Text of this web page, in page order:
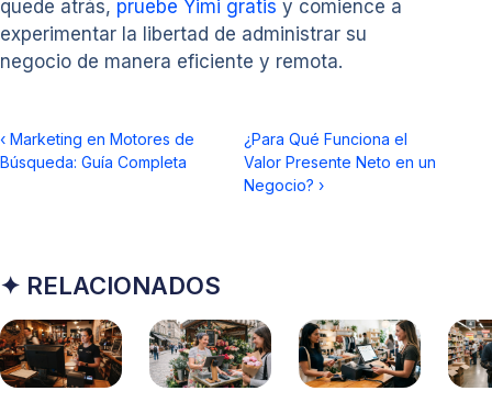
quede atrás, pruebe Yimi gratis y comience a
experimentar la libertad de administrar su
negocio de manera eficiente y remota.
‹ Marketing en Motores de
Búsqueda: Guía Completa
¿Para Qué Funciona el
Valor Presente Neto en un
Negocio? ›
✦ RELACIONADOS